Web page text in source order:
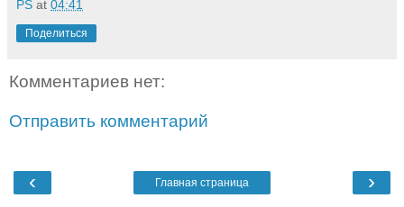
PS at 04:41
Поделиться
Комментариев нет:
Отправить комментарий
‹ ›
Главная страница